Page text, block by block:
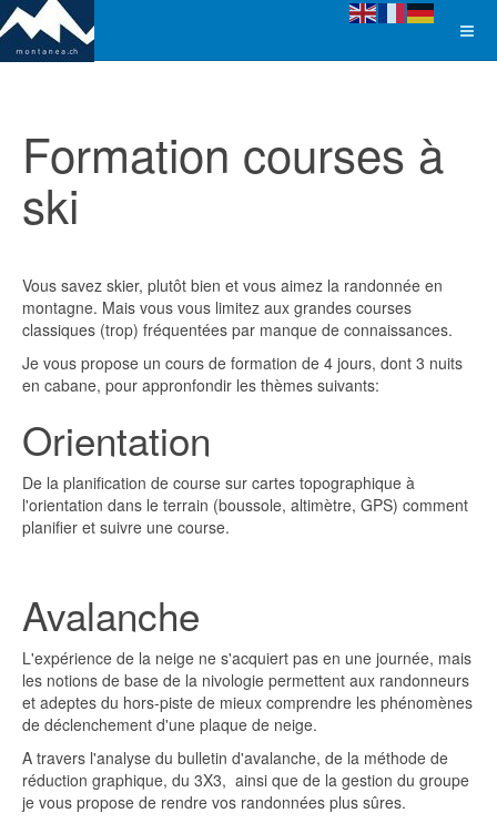
Formation courses à
ski
Vous savez skier, plutôt bien et vous aimez la randonnée en
montagne. Mais vous vous limitez aux grandes courses
classiques (trop) fréquentées par manque de connaissances.
Je vous propose un cours de formation de 4 jours, dont 3 nuits
en cabane, pour appronfondir les thèmes suivants:
Orientation
De la planification de course sur cartes topographique à
l'orientation dans le terrain (boussole, altimètre, GPS) comment
planifier et suivre une course.
Avalanche
L'expérience de la neige ne s'acquiert pas en une journée, mais
les notions de base de la nivologie permettent aux randonneurs
et adeptes du hors-piste de mieux comprendre les phénomènes
de déclenchement d'une plaque de neige.
A travers l'analyse du bulletin d'avalanche, de la méthode de
réduction graphique, du 3X3, ainsi que de la gestion du groupe
je vous propose de rendre vos randonnées plus sûres.